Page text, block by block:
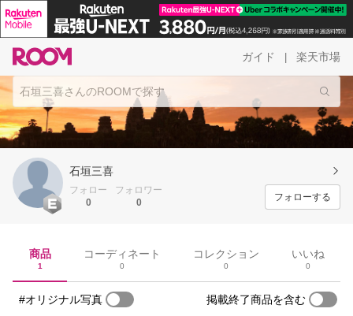
ガイド 楽天市場
石垣三喜
フォロー
0
フォロワー
0
フォローする
商品
1
コーディネート
0
コレクション
0
いいね
0
#オリジナル写真 掲載終了商品を含む